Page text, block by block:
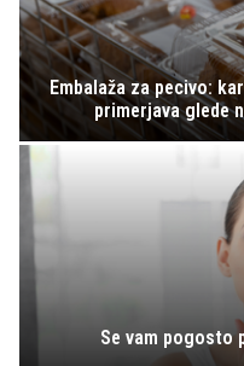
Embalaža za pecivo:
primerjava glede
Se vam pogosto